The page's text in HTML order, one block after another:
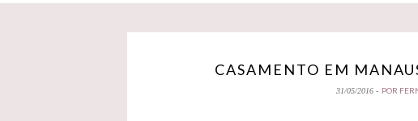
CASAMENTO EM
31/05/2016 - POR